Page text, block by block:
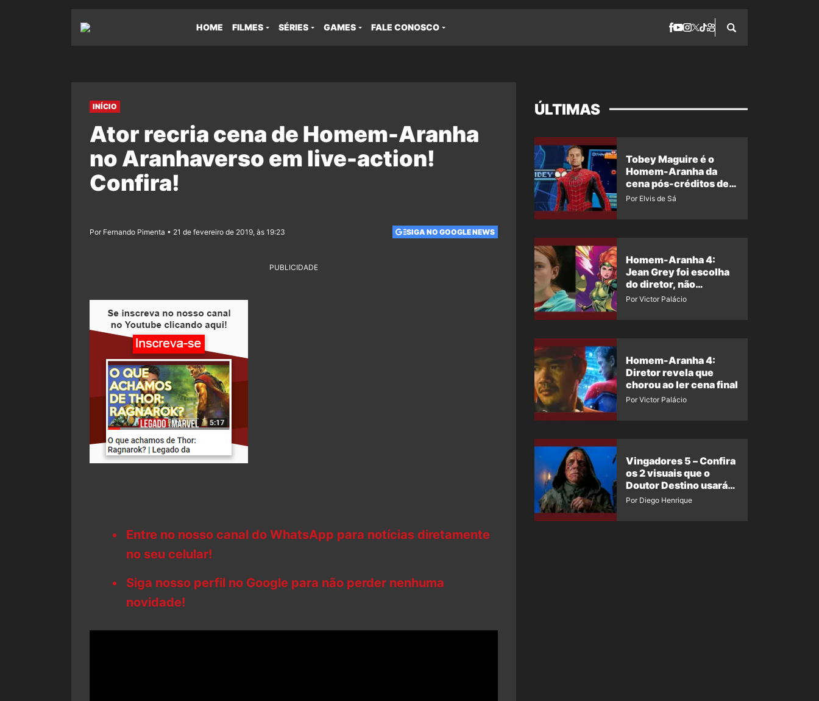
HOME FILMES SÉRIES GAMES FALE CONOSCO
INÍCIO
Ator recria cena de Homem-Aranha
no Aranhaverso em live-action!
Confira!
Por Fernando Pimenta • 21 de fevereiro de 2019, às 19:23 SIGA NO GOOGLE NEWS
PUBLICIDADE
Entre no nosso canal do WhatsApp para notícias diretamente
no seu celular!
Siga nosso perfil no Google para não perder nenhuma
novidade!
ÚLTIMAS
Tobey Maguire é o
Homem-Aranha da
cena pós-créditos de
Um Novo Dia?
Por Elvis de Sá
Homem-Aranha 4:
Jean Grey foi escolha
do diretor, não
imposição da Marvel
Por Victor Palácio
Homem-Aranha 4:
Diretor revela que
chorou ao ler cena final
Por Victor Palácio
Vingadores 5 – Confira
os 2 visuais que o
Doutor Destino usará
no filme
Por Diego Henrique